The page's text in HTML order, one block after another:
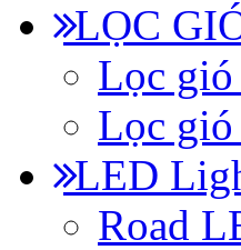
LỌC
Lọc
Lọc
LED
Road